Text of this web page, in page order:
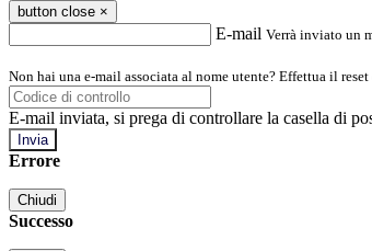
button close ×
E-mail Verrà inviato un
Non hai una e-mail associata al nome utente? Effettua il
E-mail inviata, si prega di controllare la casella di
Errore
Chiudi
Successo